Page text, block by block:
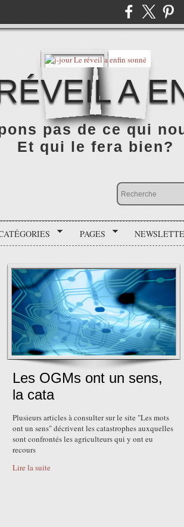
A
pas de ce qui
Et qui le fera bien?
PAGES
Les OGMs ont un sens,
la cata
Plusieurs articles à consulter sur le site "Les mots
ont un sens" décrivent les catastrophes auxquelles
sont confrontés les agriculteurs qui y ont eu
recours
Lire la suite